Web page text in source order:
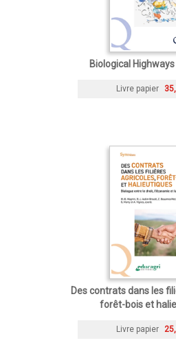
Biological
Livre papier
Des contrats dans les
forêt-bois et
Livre papier